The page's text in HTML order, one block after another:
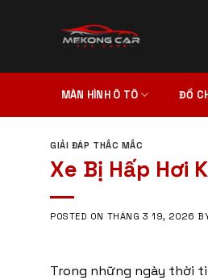
MÀN HÌNH Ô TÔ ĐỒ
GIẢI ĐÁP THẮC MẮC
Xe Bị Hấp Hơi
POSTED ON THÁNG 3 19, 2026
Trong những ngày thời